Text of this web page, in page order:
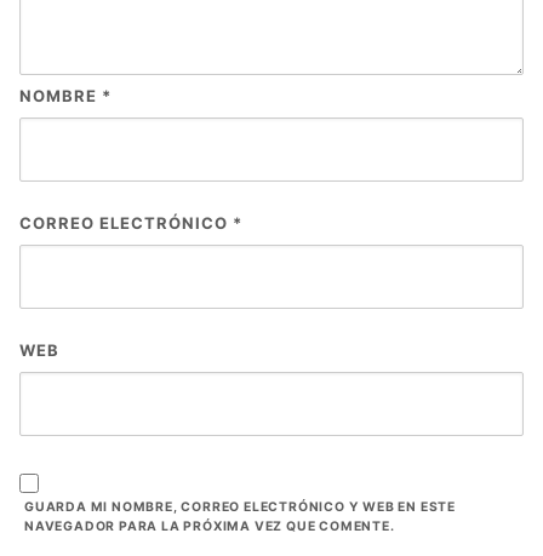
NOMBRE *
CORREO ELECTRÓNICO *
WEB
GUARDA MI NOMBRE, CORREO ELECTRÓNICO Y WEB EN ESTE
NAVEGADOR PARA LA PRÓXIMA VEZ QUE COMENTE.